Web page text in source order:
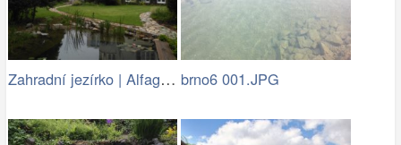
Zahradní jezírko | Alfagreen.cz brno6 001.JPG